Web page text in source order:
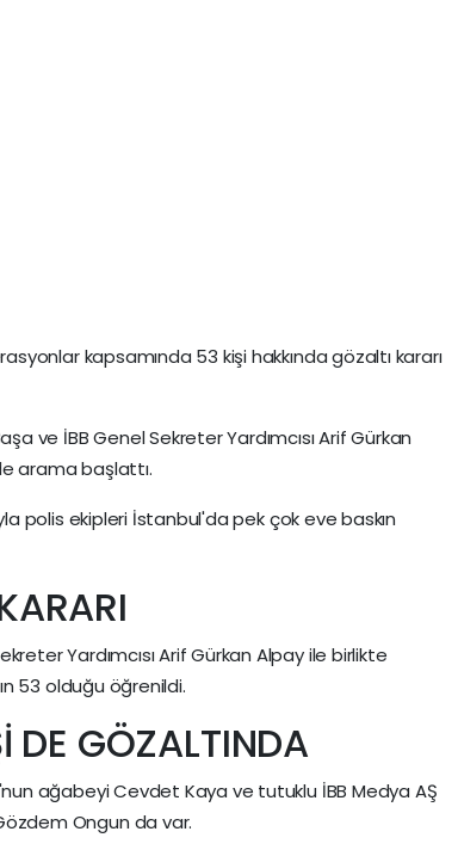
kapsamında 53 kişi hakkında gözaltı kararı
ve İBB Genel Sekreter Yardımcısı Arif Gürkan
arama başlattı.
polis ekipleri İstanbul'da pek çok eve baskın
Yardımcısı Arif Gürkan Alpay ile birlikte
53 olduğu öğrenildi.
DE GÖZALTINDA
ağabeyi Cevdet Kaya ve tutuklu İBB Medya AŞ
Ongun da var.